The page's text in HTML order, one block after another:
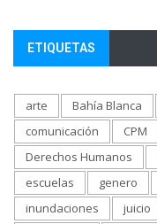
ETIQUETAS
arte Bahía Blanca
comunicación
CPM
Derechos Humanos
escuelas
genero
inundaciones
juicio